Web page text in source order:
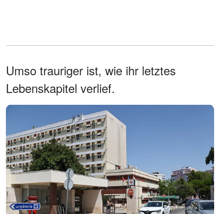
Umso trauriger ist, wie ihr letztes
Lebenskapitel verlief.